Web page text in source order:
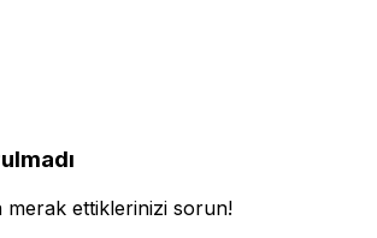
merak ettiklerinizi sorun!